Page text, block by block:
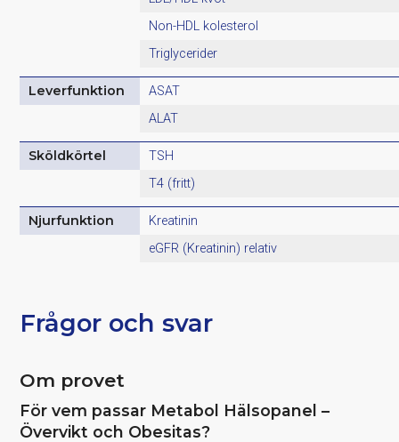
Non-HDL kolesterol
Triglycerider
Leverfunktion
ASAT
ALAT
Sköldkörtel
TSH
T4 (fritt)
Njurfunktion
Kreatinin
eGFR (Kreatinin) relativ
Frågor och svar
Om provet
För vem passar Metabol Hälsopanel –
Övervikt och Obesitas?